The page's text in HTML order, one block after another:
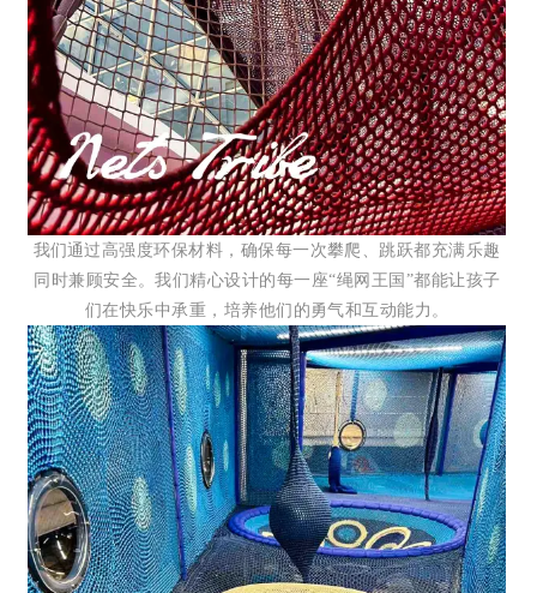
我们通过高强度环保材料，确保每一次攀爬、跳跃都充满乐趣
同时兼顾安全。我们精心设计的每一座“绳网王国”都能让孩子
们在快乐中承重，培养他们的勇气和互动能力。